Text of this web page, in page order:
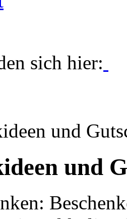
sich hier:
und
und